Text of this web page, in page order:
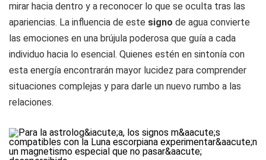
mirar hacia dentro y a reconocer lo que se oculta tras las
apariencias. La influencia de este signo de agua convierte
las emociones en una brújula poderosa que guía a cada
individuo hacia lo esencial. Quienes estén en sintonía con
esta energía encontrarán mayor lucidez para comprender
situaciones complejas y para darle un nuevo rumbo a las
relaciones.